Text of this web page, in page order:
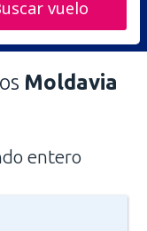
vuelo
Moldavia
entero